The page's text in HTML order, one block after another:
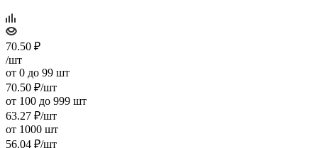
70.50 ₽
/шт
от 0 до 99 шт
70.50 ₽/шт
от 100 до 999 шт
63.27 ₽/шт
от 1000 шт
56.04 ₽/шт